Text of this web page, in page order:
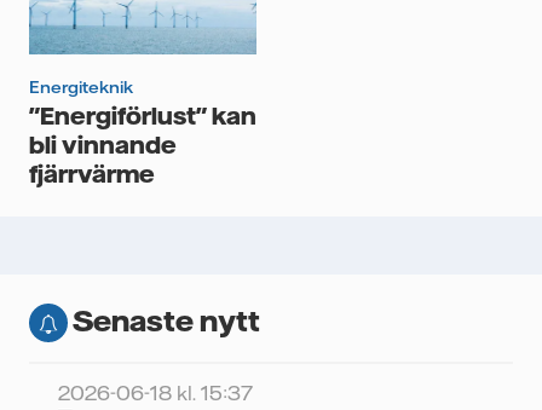
Energiteknik
"Energiförlust" kan
bli vinnande
fjärrvärme
Senaste nytt
2026-06-18 kl. 15:37